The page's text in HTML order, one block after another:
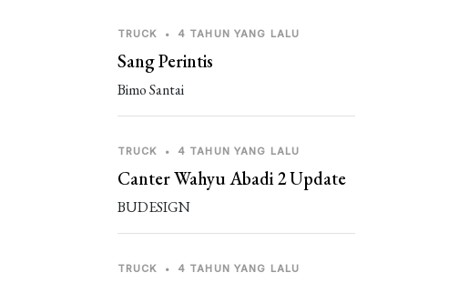
TRUCK • 4 TAHUN YANG LALU
Sang Perintis
Bimo Santai
TRUCK • 4 TAHUN YANG LALU
Canter Wahyu Abadi 2 Update
BUDESIGN
TRUCK • 4 TAHUN YANG LALU